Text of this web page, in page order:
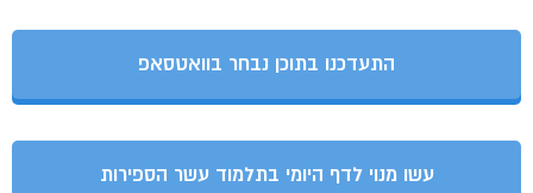
התעדכנו בתוכן נבחר בוואטסאפ
עשו מנוי לדף היומי בתלמוד עשר הספירות